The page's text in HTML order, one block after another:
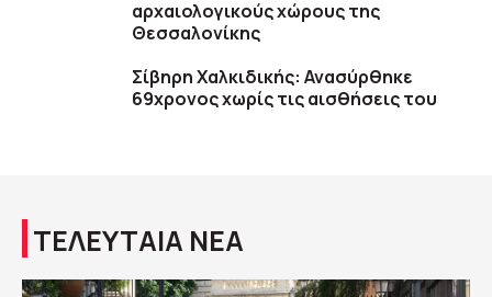
αρχαιολογικούς χώρους της
Θεσσαλονίκης
Σίβηρη Χαλκιδικής: Ανασύρθηκε
69χρονος χωρίς τις αισθήσεις του
ΤΕΛΕΥΤΑΙΑ ΝΕΑ